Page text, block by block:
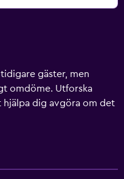
gäster, men
omdöme. Utforska
dig avgöra om det